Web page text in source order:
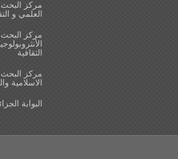
مركز البحث
العلمي و
مركز
الثقافية
مركز
الاسلامية
البوابة